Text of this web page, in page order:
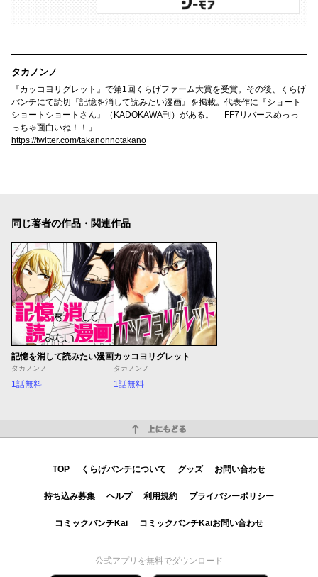
タカノンノ
『カッコヨリグレット』で第1回くらげファーム大賞を受賞。その後、くらげ
バンチにて読切『記憶を消して読みたい漫画』を掲載。代表作に『ショート
ショートショートさん』（KADOKAWA刊）がある。 「FF7リバースめっっ
っちゃ面白いね！！」
https://twitter.com/takanonnotakano
同じ著者の作品・関連作品
記憶を消して読みたい漫画
タカノンノ
1話無料
カッコヨリグレット
タカノンノ
1話無料
TOP くらげバンチについて グッズ お問い合わせ
持ち込み募集 ヘルプ 利用規約 プライバシーポリシー
コミックバンチKai コミックバンチKaiお問い合わせ
公式アプリを無料でダウンロード